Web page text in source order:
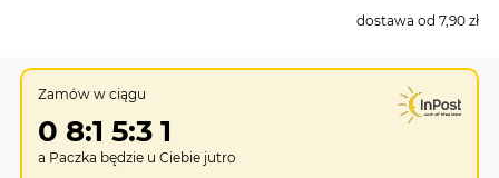
dostawa od 7,90 zł
Zamów w ciągu
0 8:1 5:3 0
a Paczka będzie u Ciebie jutro